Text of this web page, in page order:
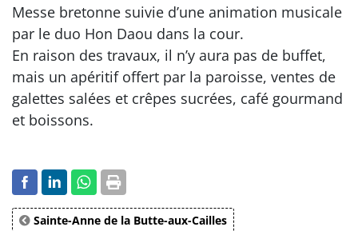
Messe bretonne suivie d’une animation musicale
par le duo Hon Daou dans la cour.
En raison des travaux, il n’y aura pas de buffet,
mais un apéritif offert par la paroisse, ventes de
galettes salées et crêpes sucrées, café gourmand
et boissons.
Sainte-Anne de la Butte-aux-Cailles